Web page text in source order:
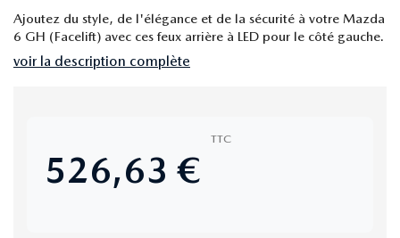
Ajoutez du style, de l'élégance et de la sécurité à votre Mazda
6 GH (Facelift) avec ces feux arrière à LED pour le côté gauche.
voir la description complète
526,63 €
TTC